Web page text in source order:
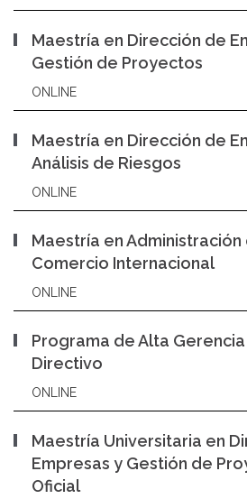
Maestría en Dirección de
Gestión de Proyectos
ONLINE
Maestría en Dirección de
Análisis de Riesgos
ONLINE
Maestría en
Comercio Internacional
ONLINE
Programa de Alta
Directivo
ONLINE
Maestría Universitaria en
Empresas y Gestión de
Oficial